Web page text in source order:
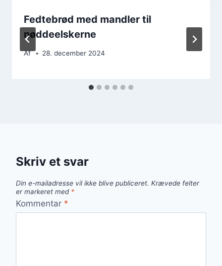
Fedtebrød med mandler til
nøddeelskerne
Af 28. december 2024
Skriv et svar
Din e-mailadresse vil ikke blive publiceret. Krævede felter
er markeret med *
Kommentar *